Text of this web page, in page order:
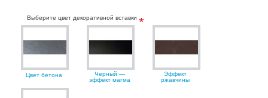
Выберите цвет декоративной вставки
Цвет бетона
Черный —
эффект магма
Эффект
ржавчины